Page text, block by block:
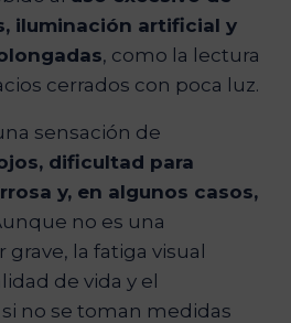
iluminación artificial y
, como la lectura
cerrados con poca luz.
sensación de
dificultad para
y, en algunos casos,
no es una
la fatiga visual
de vida y el
no se toman medidas